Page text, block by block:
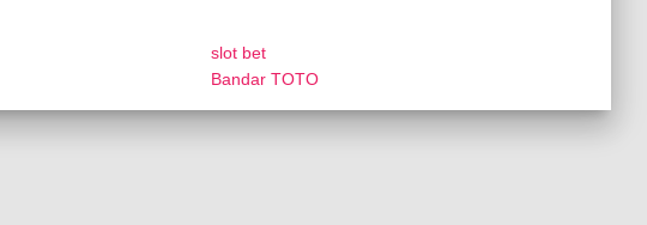
slot bet
Bandar TOTO